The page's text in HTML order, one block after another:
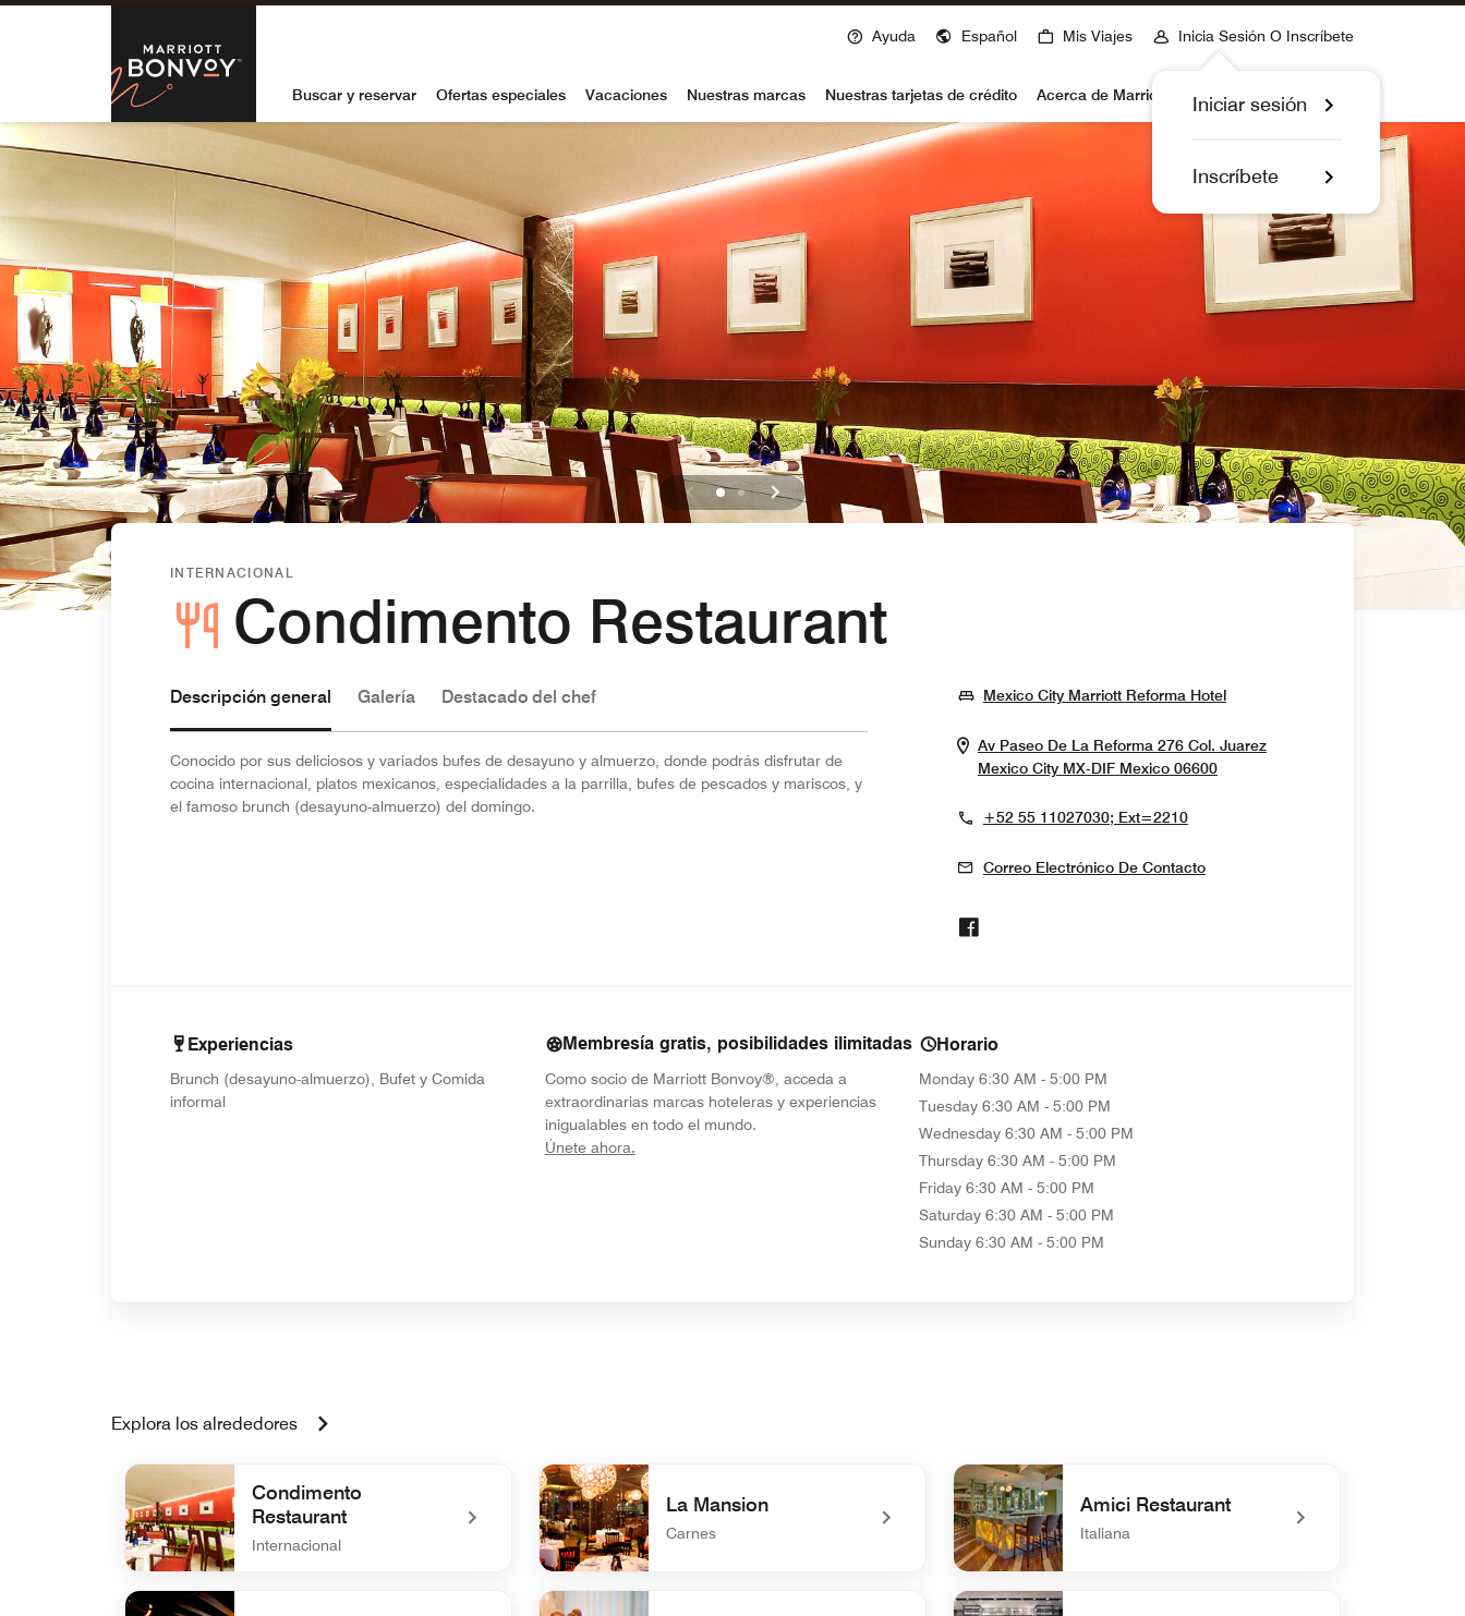
Skip to Content
Marriott Bonvoy
Ayuda Español Mis Viajes Inicia Sesión O Inscríbete
Iniciar sesión
Inscríbete
Buscar y reservar Ofertas especiales Vacaciones Nuestras marcas Nuestras tarjetas de crédito Acerca de Marriott Bonvoy
INTERNACIONAL
Condimento Restaurant
Descripción general Galería Destacado del chef
Conocido por sus deliciosos y variados bufes de desayuno y almuerzo, donde podrás disfrutar de
cocina internacional, platos mexicanos, especialidades a la parrilla, bufes de pescados y mariscos, y
el famoso brunch (desayuno-almuerzo) del domingo.
Mexico City Marriott Reforma HotelOpens In New Window
Av Paseo De La Reforma 276 Col. Juarez
Mexico City MX-DIF Mexico 06600Opens In New Window
+52 55 11027030; Ext=2210
Correo Electrónico De Contacto
Experiencias
Brunch (desayuno-almuerzo), Bufet y Comida
informal
Membresía gratis, posibilidades ilimitadas
Como socio de Marriott Bonvoy®, acceda a
extraordinarias marcas hoteleras y experiencias
inigualables en todo el mundo.
Únete ahora.
Horario
Monday 6:30 AM - 5:00 PM
Tuesday 6:30 AM - 5:00 PM
Wednesday 6:30 AM - 5:00 PM
Thursday 6:30 AM - 5:00 PM
Friday 6:30 AM - 5:00 PM
Saturday 6:30 AM - 5:00 PM
Sunday 6:30 AM - 5:00 PM
Explora los alrededores
Condimento
Restaurant
Internacional
undefined Condimento Restaurant
La Mansion
Carnes
undefined La Mansion
Amici Restaurant
Italiana
undefined Amici Restaurant